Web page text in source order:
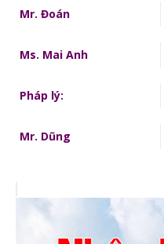
Mr. Đoán
Ms. Mai Anh
Pháp lý:
Mr. Dũng